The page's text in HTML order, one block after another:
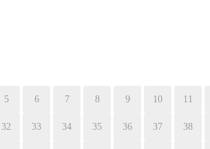
5 6 7 8 9 10 11
32 33 34 35 36 37 38